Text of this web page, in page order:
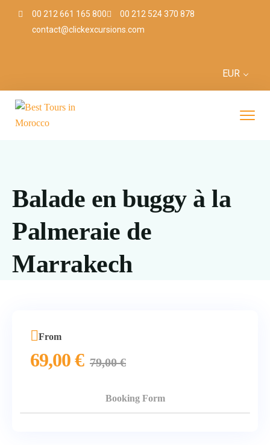
00 212 661 165 800
00 212 524 370 878
contact@clickexcursions.com
EUR
Balade en buggy à la
Palmeraie de
Marrakech
From
69,00€ 79,00€
Booking Form